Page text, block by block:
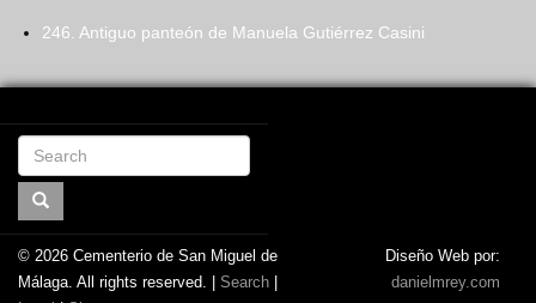
246. Antiguo panteón de Manuela Gutiérrez Casini
© 2026 Cementerio de San Miguel de
Málaga. All rights reserved. | Search
Diseño Web por:
danielmrey.com